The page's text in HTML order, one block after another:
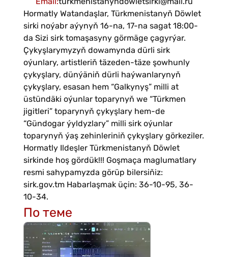
Hormatly Watandaşlar, Türkmenistanyň Döwlet
sirki noýabr aýynyň 16-na, 17-na sagat 18:00-
da Sizi sirk tomaşasyny görmäge çagyrýar.
Çykyşlarymyzyň dowamynda dürli sirk
oýunlary, artistleriň täzeden-täze şowhunly
çykyşlary, dünýäniň dürli haýwanlarynyň
çykyşlary, esasan hem “Galkynyş” milli at
üstündäki oýunlar toparynyň we “Türkmen
jigitleri” toparynyň çykyşlary hem-de
“Gündogar ýyldyzlary” milli sirk oýunlar
toparynyň ýaş zehinleriniň çykyşlary görkeziler.
Hormatly Ildeşler Türkmenistanyň Döwlet
sirkinde hoş gördük!!! Goşmaça maglumatlary
resmi sahypamyzda görüp bilersiňiz:
sirk.gov.tm Habarlaşmak üçin: 36-10-95, 36-
10-34.
По теме